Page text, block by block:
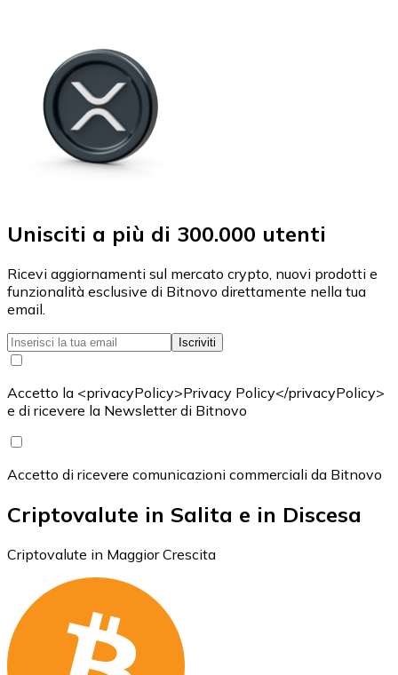
Unisciti a più di 300.000 utenti
Ricevi aggiornamenti sul mercato crypto, nuovi prodotti e
funzionalità esclusive di Bitnovo direttamente nella tua
email.
Iscriviti
Accetto la <privacyPolicy>Privacy Policy</privacyPolicy>
e di ricevere la Newsletter di Bitnovo
Accetto di ricevere comunicazioni commerciali da Bitnovo
Criptovalute in Salita e in Discesa
Criptovalute in Maggior Crescita